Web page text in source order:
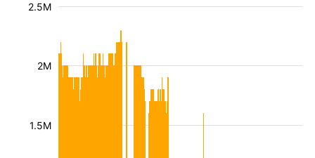
1.5M
2M
2.5M